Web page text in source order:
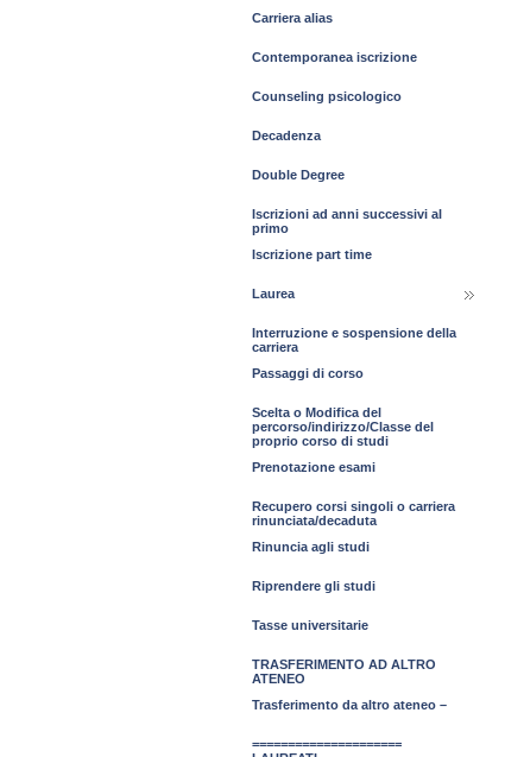
Carriera alias
Contemporanea iscrizione
Counseling psicologico
Decadenza
Double Degree
Iscrizioni ad anni successivi al
primo
Iscrizione part time
Laurea
Interruzione e sospensione della
carriera
Passaggi di corso
Scelta o Modifica del
percorso/indirizzo/Classe del
proprio corso di studi
Prenotazione esami
Recupero corsi singoli o carriera
rinunciata/decaduta
Rinuncia agli studi
Riprendere gli studi
Tasse universitarie
TRASFERIMENTO AD ALTRO
ATENEO
Trasferimento da altro ateneo –
=====================